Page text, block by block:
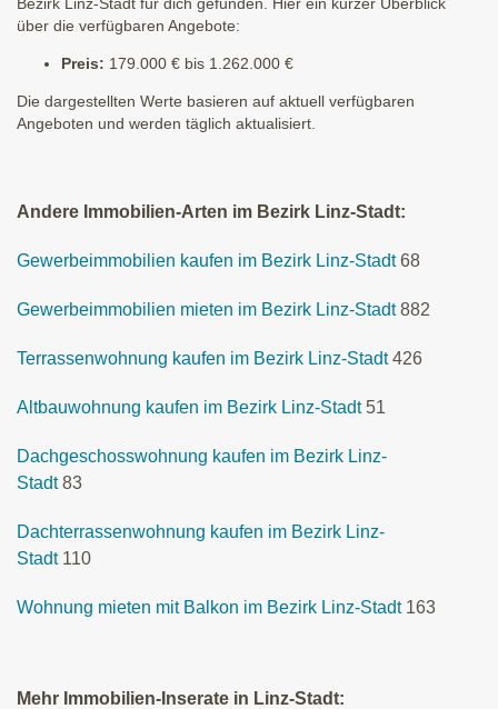
über die verfügbaren Angebote:
Preis: 179.000 € bis 1.262.000 €
Die dargestellten Werte basieren auf aktuell verfügbaren
Angeboten und werden täglich aktualisiert.
Andere Immobilien-Arten im Bezirk Linz-Stadt:
Gewerbeimmobilien kaufen im Bezirk Linz-Stadt 68
Gewerbeimmobilien mieten im Bezirk Linz-Stadt 882
Terrassenwohnung kaufen im Bezirk Linz-Stadt 426
Altbauwohnung kaufen im Bezirk Linz-Stadt 51
Dachgeschosswohnung kaufen im Bezirk Linz-
Stadt 83
Dachterrassenwohnung kaufen im Bezirk Linz-
Stadt 110
Wohnung mieten mit Balkon im Bezirk Linz-Stadt 163
Mehr Immobilien-Inserate in Linz-Stadt: